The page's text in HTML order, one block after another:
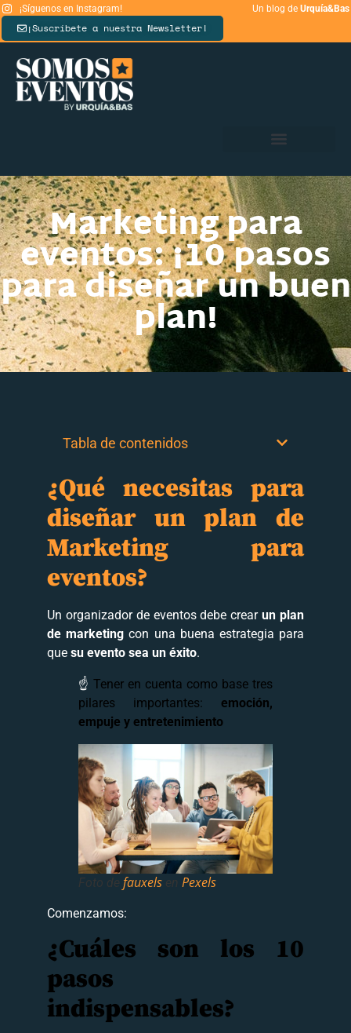
¡Síguenos en Instagram! Un blog de Urquía&Bas
¡Suscríbete a nuestra Newsletter!
Marketing para
eventos: ¡10 pasos
para diseñar un buen
plan!
Tabla de contenidos
¿Qué necesitas para
diseñar un plan de
Marketing para
eventos?
Un organizador de eventos debe crearun plan
de marketing con una buena estrategia para
que su evento sea un éxito.
☝ Tener en cuenta como base tres
pilares importantes: emoción,
empuje y entretenimiento
Foto de fauxels en Pexels
Comenzamos:
¿Cuáles son los 10
pasos
indispensables?